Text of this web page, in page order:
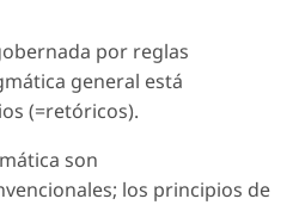
por reglas
general está
(=retóricos).
son
los principios de